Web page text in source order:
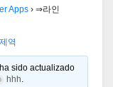
Apps › ⇒라인
역
sido actualizado
hhh.